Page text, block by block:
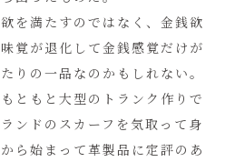
を満たすのではなく、金銭欲
覚が退化して金銭感覚だけが
りの一品なのかもしれない。
ともと大型のトランク作りで
ンドのスカーフを気取って身
ら始まって革製品に定評のあ